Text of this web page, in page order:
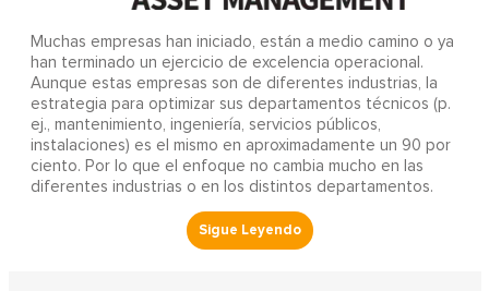
Muchas empresas han iniciado, están a medio camino o ya
han terminado un ejercicio de excelencia operacional.
Aunque estas empresas son de diferentes industrias, la
estrategia para optimizar sus departamentos técnicos (p.
ej., mantenimiento, ingeniería, servicios públicos,
instalaciones) es el mismo en aproximadamente un 90 por
ciento. Por lo que el enfoque no cambia mucho en las
diferentes industrias o en los distintos departamentos.